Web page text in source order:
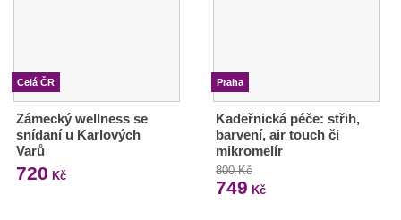
Celá ČR
Zámecký wellness se
snídaní u Karlových
Varů
720 Kč
Praha
Kadeřnická péče: střih,
barvení, air touch či
mikromelír
800 Kč
749 Kč